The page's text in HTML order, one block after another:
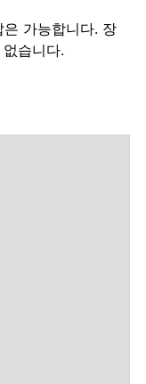
가능합니다. 장
습니다.